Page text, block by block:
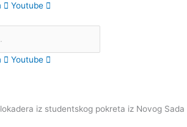
Youtube
Youtube
iz studentskog pokreta iz Novog Sada